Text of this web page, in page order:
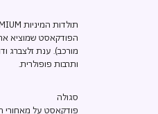
תולדות המיניות PREMIUM
הפודקאסט שמוציא
מורכב). ענת זלצברג
ותרבות פופולרית.
סגולה
פודקאסט על מאחורי